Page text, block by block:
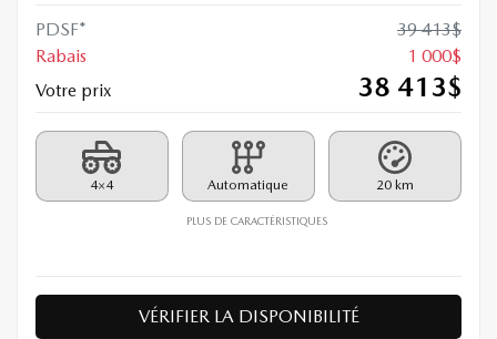
PDSF* 39 413$
Rabais
1 000$
Votre prix
38 413$
4×4 Automatique 20 km
PLUS DE CARACTÉRISTIQUES
VÉRIFIER LA DISPONIBILITÉ